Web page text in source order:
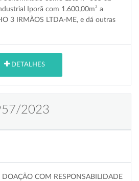
Iporã com 1.600,00m² a
3 IRMÃOS LTDA-ME, e dá outras
DETALHES
2023
DOAÇÃO COM RESPONSABILIDADE